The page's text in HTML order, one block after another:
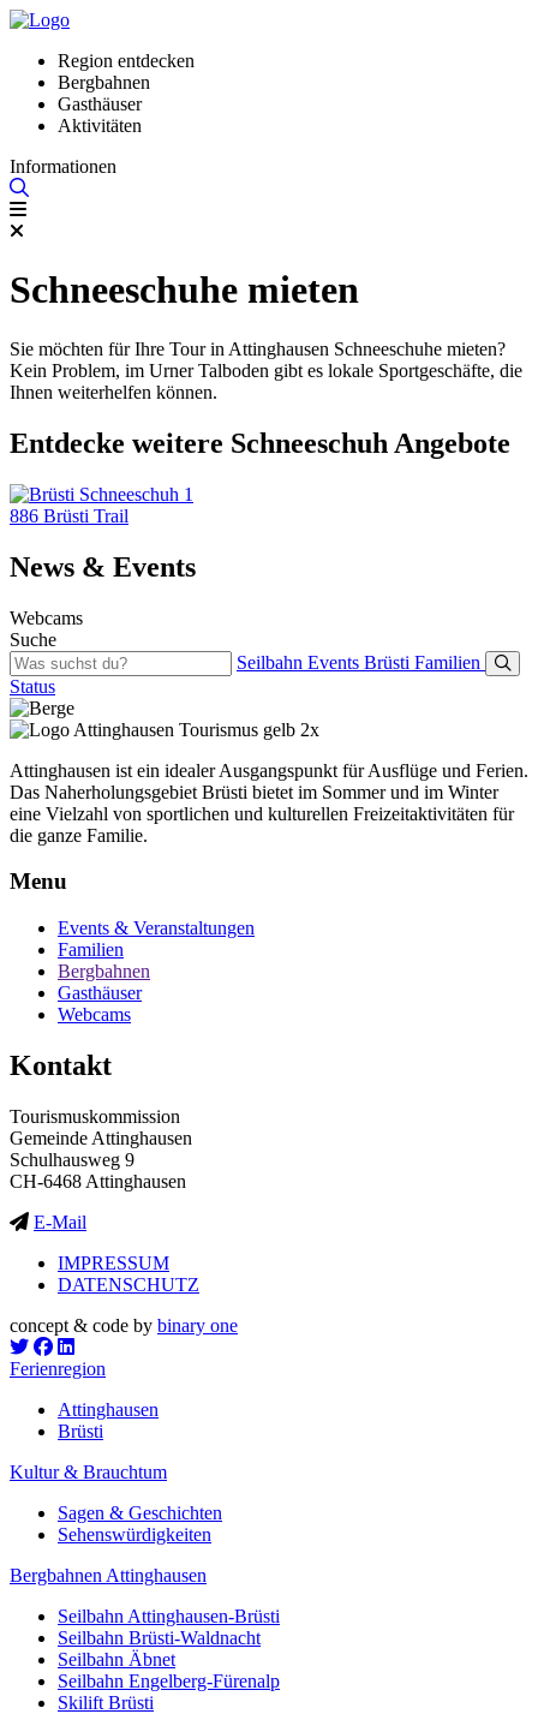
Region entdecken
Bergbahnen
Gasthäuser
Aktivitäten
Informationen
Schneeschuhe mieten
Sie möchten für Ihre Tour in Attinghausen Schneeschuhe mieten?
Kein Problem, im Urner Talboden gibt es lokale Sportgeschäfte, die
Ihnen weiterhelfen können.
Entdecke weitere Schneeschuh Angebote
886 Brüsti Trail
News & Events
Webcams
Suche
Seilbahn Events Brüsti Familien
Status
Attinghausen ist ein idealer Ausgangspunkt für Ausflüge und Ferien.
Das Naherholungsgebiet Brüsti bietet im Sommer und im Winter
eine Vielzahl von sportlichen und kulturellen Freizeitaktivitäten für
die ganze Familie.
Menu
Events & Veranstaltungen
Familien
Bergbahnen
Gasthäuser
Webcams
Kontakt
Tourismuskommission
Gemeinde Attinghausen
Schulhausweg 9
CH-6468 Attinghausen
E-Mail
IMPRESSUM
DATENSCHUTZ
concept & code by binary one
Ferienregion
Attinghausen
Brüsti
Kultur & Brauchtum
Sagen & Geschichten
Sehenswürdigkeiten
Bergbahnen Attinghausen
Seilbahn Attinghausen-Brüsti
Seilbahn Brüsti-Waldnacht
Seilbahn Äbnet
Seilbahn Engelberg-Fürenalp
Skilift Brüsti